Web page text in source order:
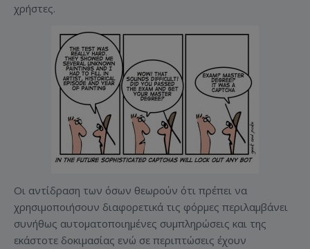
χρήστες.
Οι αντίδραση των όσων θεωρούν ότι πρέπει να
χρησιμοποιήσουν διαφορετικά τις φόρμες περιλαμβάνει
συνήθως αυτοματοποιημένες συμπληρώσεις και της
εκάστοτε δοκιμασίας ενώ σε περιπτώσεις έχουν